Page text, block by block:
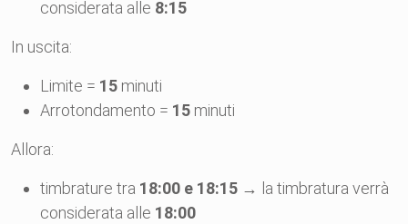
considerata alle 8:15
In uscita:
Limite = 15 minuti
Arrotondamento = 15 minuti
Allora:
timbrature tra 18:00 e 18:15 → la timbratura verrà
considerata alle 18:00